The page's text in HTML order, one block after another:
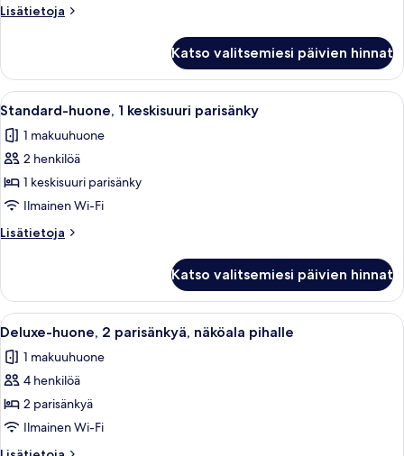
parisänky,
pihalle
kuvat
Lisätietoja
Lisätietoja
1
suuri
parisänky,
pihalle
Katso valitsemiesi päivien hinnat
Avaa
kaikki
huonetyypin
Standard-
huone,
1
keskisuuri
parisänky
Hotellihuone, jossa on sänky,
7
Standard-huone, 1 keskisuuri parisänky
1 makuuhuone
2 henkilöä
1 keskisuuri parisänky
Ilmainen Wi-Fi
Lisätietoja
Lisätietoja
1
keskisuuri
parisänky
Katso valitsemiesi päivien hinnat
Avaa
kaikki
huonetyypin
Deluxe-
huone,
2
parisänkyä,
Hotellihuone, jossa on sänky, pieni
8
Deluxe-huone, 2 parisänkyä, näköala pihalle
1 makuuhuone
4 henkilöä
2 parisänkyä
Ilmainen Wi-Fi